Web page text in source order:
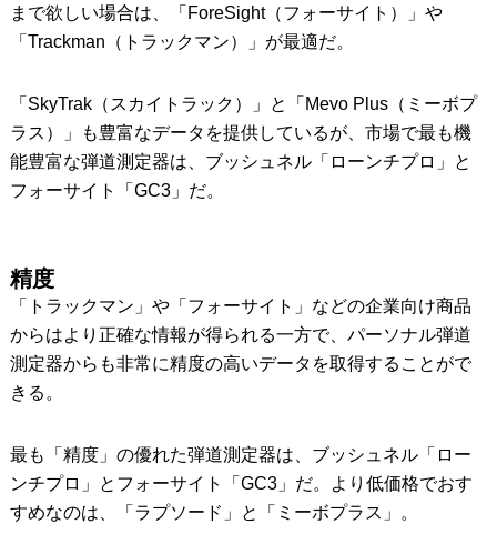
まで欲しい場合は、「ForeSight（フォーサイト）」や
「Trackman（トラックマン）」が最適だ。
「SkyTrak（スカイトラック）」と「Mevo Plus（ミーボプ
ラス）」も豊富なデータを提供しているが、市場で最も機
能豊富な弾道測定器は、ブッシュネル「ローンチプロ」と
フォーサイト「GC3」だ。
精度
「トラックマン」や「フォーサイト」などの企業向け商品
からはより正確な情報が得られる一方で、パーソナル弾道
測定器からも非常に精度の高いデータを取得することがで
きる。
最も「精度」の優れた弾道測定器は、ブッシュネル「ロー
ンチプロ」とフォーサイト「GC3」だ。より低価格でおす
すめなのは、「ラプソード」と「ミーボプラス」。